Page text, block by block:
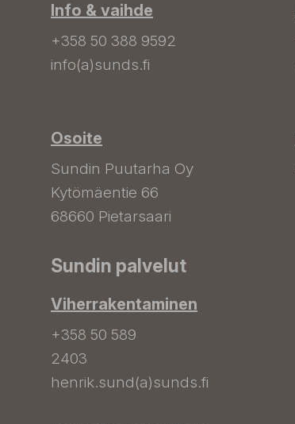
Info & vaihde
+358 50 388 9592
info(a)sunds.fi
Osoite
Sundin Puutarha Oy
Kytömäentie 66
68660 Pietarsaari
Sundin palvelut
Viherrakentaminen
+358 50 589
2403
henrik.sund(a)sunds.fi